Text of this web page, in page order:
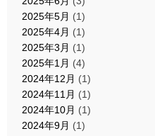
2025年5月 (1)
2025年4月 (1)
2025年3月 (1)
2025年1月 (4)
2024年12月 (1)
2024年11月 (1)
2024年10月 (1)
2024年9月 (1)